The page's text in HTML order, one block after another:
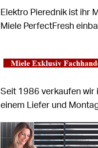
Elektro Pierednik ist ihr
Miele PerfectFresh
Seit 1986 verkaufen wir
einem Liefer und